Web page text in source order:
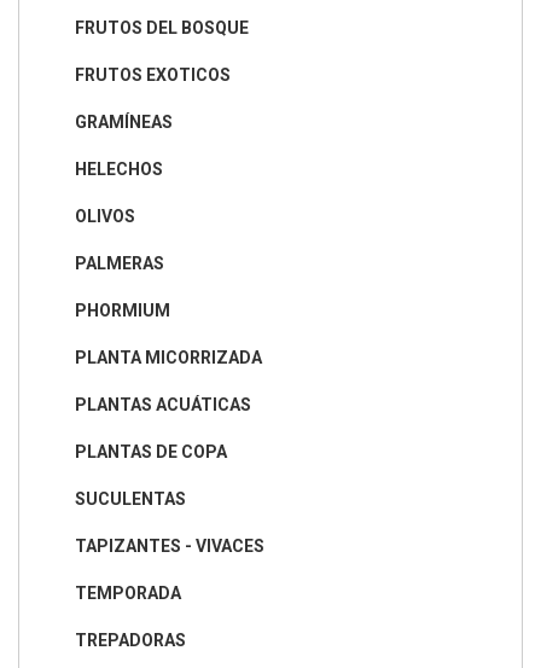
FRUTOS DEL BOSQUE
FRUTOS EXOTICOS
GRAMÍNEAS
HELECHOS
OLIVOS
PALMERAS
PHORMIUM
PLANTA MICORRIZADA
PLANTAS ACUÁTICAS
PLANTAS DE COPA
SUCULENTAS
TAPIZANTES - VIVACES
TEMPORADA
TREPADORAS